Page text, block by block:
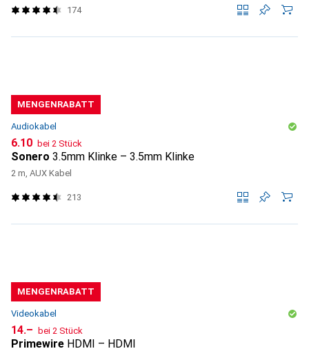
174
MENGENRABATT
Audiokabel
CHF
6.10 bei 2 Stück
Sonero 3.5mm Klinke – 3.5mm Klinke
2 m, AUX Kabel
213
MENGENRABATT
Videokabel
CHF
14.– bei 2 Stück
Primewire HDMI – HDMI